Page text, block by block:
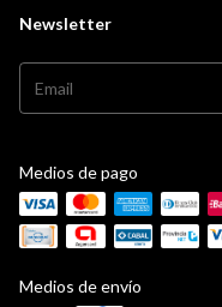
Newsletter
Medios de pago
Medios de envío